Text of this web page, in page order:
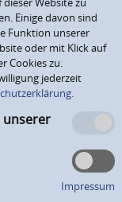
Einige davon sind
Funktion unserer
oder mit Klick auf
Cookies zu.
jederzeit
unserer
Impressum